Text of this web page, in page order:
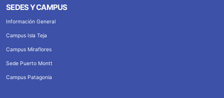
SEDES Y CAMPUS
Información General
Campus Isla Teja
Campus Miraflores
Sede Puerto Montt
Campus Patagonia